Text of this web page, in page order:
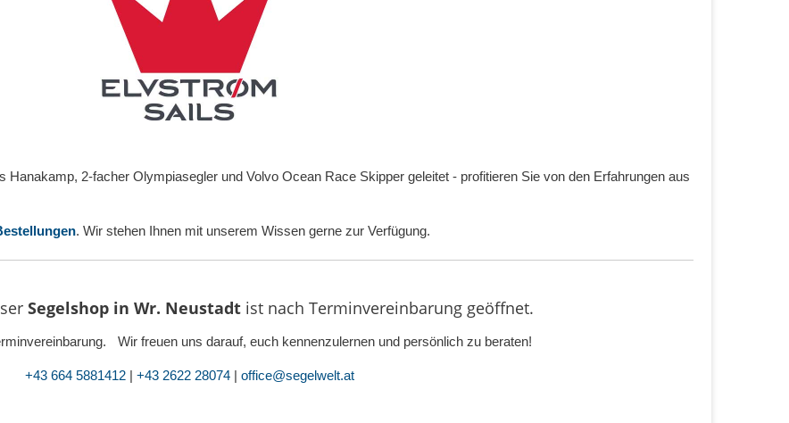
2-facher Olympiasegler und Volvo Ocean Race Skipper geleitet - profitieren Sie von den Erfahrungen aus
. Wir stehen Ihnen mit unserem Wissen gerne zur Verfügung.
Segelshop in Wr. Neustadt ist nach Terminvereinbarung geöffnet.
Wir freuen uns darauf, euch kennenzulernen und persönlich zu beraten!
+43 664 5881412| +43 2622 28074| office@segelwelt.at